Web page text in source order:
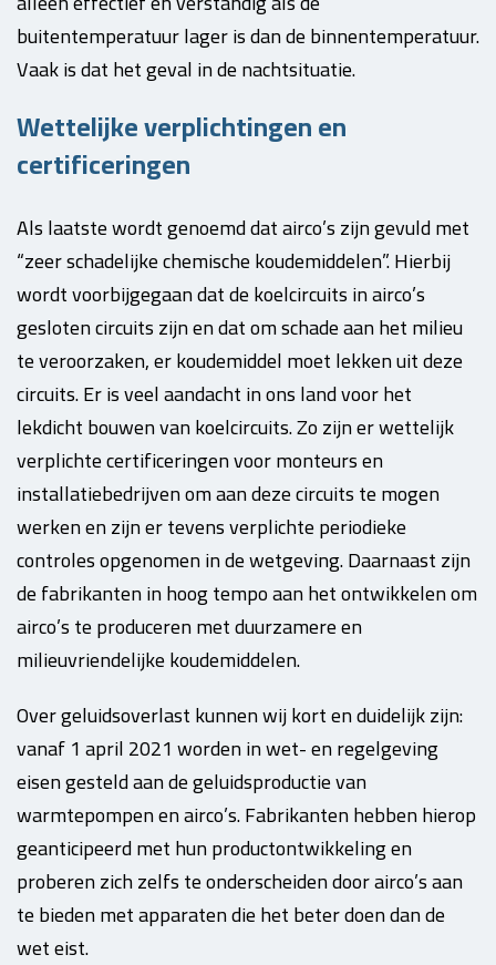
buitentemperatuur lager is dan de binnentemperatuur.
Vaak is dat het geval in de nachtsituatie.
Wettelijke verplichtingen en
certificeringen
Als laatste wordt genoemd dat airco’s zijn gevuld met
“zeer schadelijke chemische koudemiddelen”. Hierbij
wordt voorbijgegaan dat de koelcircuits in airco’s
gesloten circuits zijn en dat om schade aan het milieu
te veroorzaken, er koudemiddel moet lekken uit deze
circuits. Er is veel aandacht in ons land voor het
lekdicht bouwen van koelcircuits. Zo zijn er wettelijk
verplichte certificeringen voor monteurs en
installatiebedrijven om aan deze circuits te mogen
werken en zijn er tevens verplichte periodieke
controles opgenomen in de wetgeving. Daarnaast zijn
de fabrikanten in hoog tempo aan het ontwikkelen om
airco’s te produceren met duurzamere en
milieuvriendelijke koudemiddelen.
Over geluidsoverlast kunnen wij kort en duidelijk zijn:
vanaf 1 april 2021 worden in wet- en regelgeving
eisen gesteld aan de geluidsproductie van
warmtepompen en airco’s. Fabrikanten hebben hierop
geanticipeerd met hun productontwikkeling en
proberen zich zelfs te onderscheiden door airco’s aan
te bieden met apparaten die het beter doen dan de
wet eist.